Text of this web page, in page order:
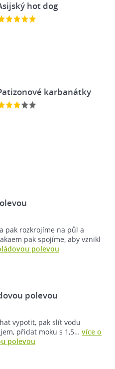
hot dog
karbanátky
pak rozkrojíme na půl a
pak spojíme, aby vznikl
polevou
polevou
vypotit, pak slít vodu
přidat moku s 1,5… více o
polevou